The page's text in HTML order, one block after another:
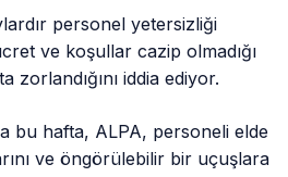
personel yetersizliği
ve koşullar cazip olmadığı
zorlandığını iddia ediyor.
bu hafta, ALPA, personeli elde
ve öngörülebilir bir uçuşlara